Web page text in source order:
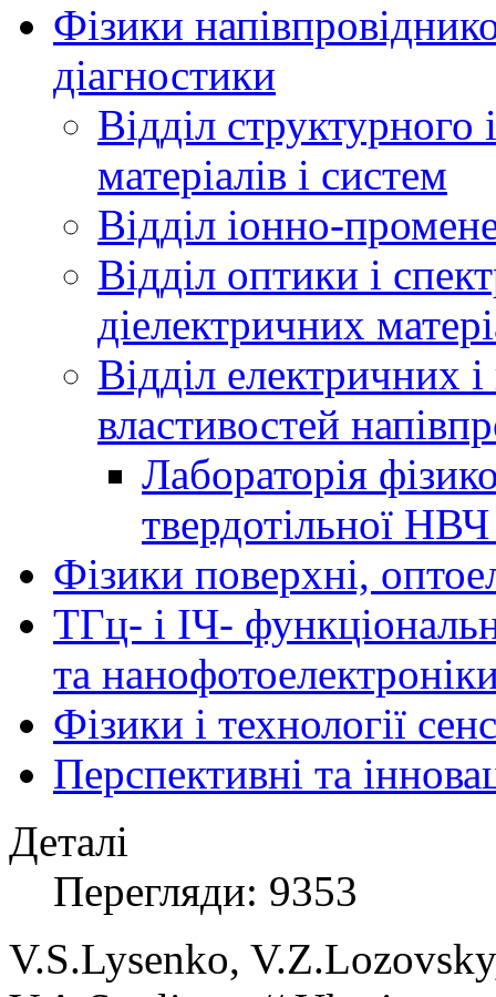
Фізики
діагностики
Відділ структурного
матеріалів і систем
Відділ іонно-
Відділ оптики і
діелектричних
Відділ електричних
властивостей
Лабораторія
твердотільної
Фізики поверхні,
ТГц- і ІЧ-
та
Фізики і технології
Перспективні та
Деталі
Перегляди: 9353
V.S.Lysenko,